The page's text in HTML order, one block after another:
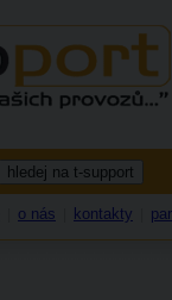
o nás kontakty